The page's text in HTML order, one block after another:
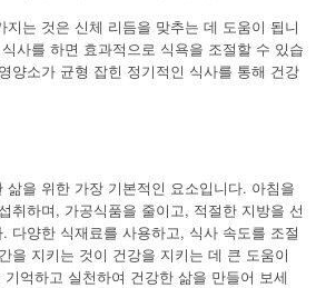
지는 것은 신체 리듬을 맞추는 데 도움이 됩니
사를 하면 효과적으로 식욕을 조절할 수 있습
양소가 균형 잡힌 정기적인 식사를 통해 건강
삶을 위한 가장 기본적인 요소입니다. 아침을
취하며, 가공식품을 줄이고, 적절한 지방을 선
다양한 식재료를 사용하고, 식사 속도를 조절
을 지키는 것이 건강을 지키는 데 큰 도움이
억하고 실천하여 건강한 삶을 만들어 보세